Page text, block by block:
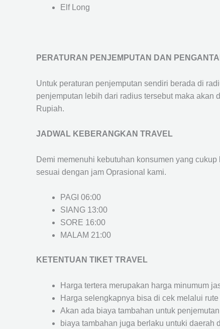
Elf Long
PERATURAN PENJEMPUTAN DAN
Untuk peraturan penjemputan sendiri berada di
penjemputan lebih dari radius tersebut maka
Rupiah.
JADWAL KEBERANGKAN TRAVEL
Demi memenuhi kebutuhan konsumen yang
sesuai dengan jam Oprasional kami.
PAGI 06:00
SIANG 13:00
SORE 16:00
MALAM 21:00
KETENTUAN TIKET TRAVEL
Harga tertera merupakan harga minumum
Harga selengkapnya bisa di cek melalui
Akan ada biaya tambahan untuk
biaya tambahan juga berlaku untuki daerah